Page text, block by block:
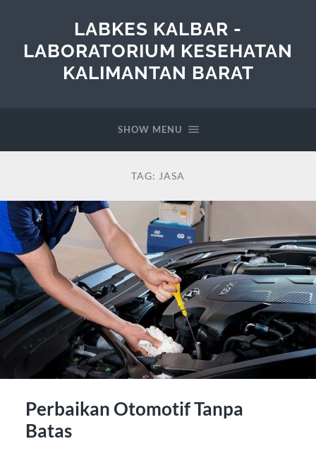
LABKES KALBAR -
LABORATORIUM KESEHATAN
KALIMANTAN BARAT
SHOW MENU
TAG: JASA
Perbaikan Otomotif Tanpa
Batas